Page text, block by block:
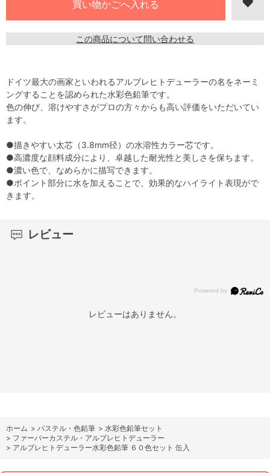
この商品について問い合わせる
ドイツ最大の画家といわれるアルブレヒトデューラーの名をネーミ
ングすることを認められた水彩色鉛筆です。
色の伸び、溶けやすさがプロの方々からも高い評価をいただいてい
ます。
●描きやすい太芯（3.8mm径）の水溶性カラー芯です。
●高濃度な顔料成分により、卓越した耐光性と美しさを保ちます。
●濃い色で、なめらかに描写できます。
●ポイント部分に水を加えることで、効果的なハイライト表現がで
きます。
レビュー
レビューはありません。
ホーム > パステル・色鉛筆 > 水彩色鉛筆セット
> ファーバーカステル・アルブレヒトデューラー
> アルブレヒトデューラー水彩色鉛筆 ６０色セット 缶入